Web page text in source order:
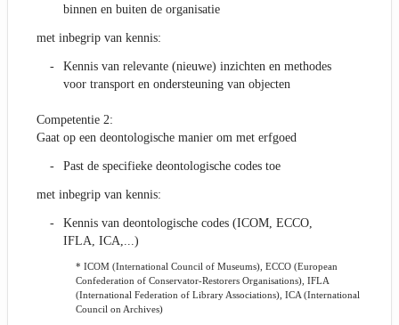
binnen en buiten de organisatie
met inbegrip van kennis:
Kennis van relevante (nieuwe) inzichten en methodes
voor transport en ondersteuning van objecten
Competentie 2:
Gaat op een deontologische manier om met erfgoed
Past de specifieke deontologische codes toe
met inbegrip van kennis:
Kennis van deontologische codes (ICOM, ECCO,
IFLA, ICA,...)
* ICOM (International Council of Museums), ECCO (European
Confederation of Conservator-Restorers Organisations), IFLA
(International Federation of Library Associations), ICA (International
Council on Archives)